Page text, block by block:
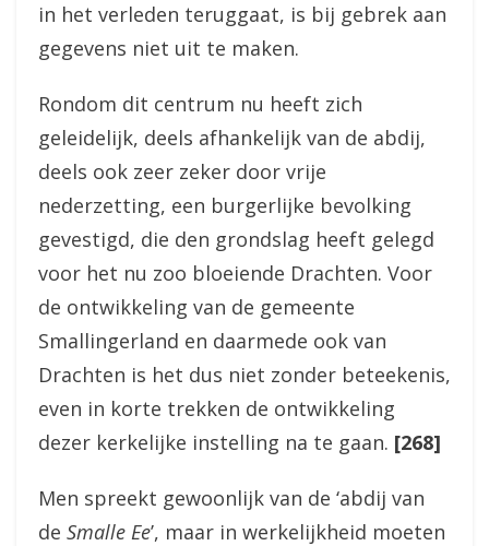
in het verleden teruggaat, is bij gebrek aan
gegevens niet uit te maken.
Rondom dit centrum nu heeft zich
geleidelijk, deels afhankelijk van de abdij,
deels ook zeer zeker door vrije
nederzetting, een burgerlijke bevolking
gevestigd, die den grondslag heeft gelegd
voor het nu zoo bloeiende Drachten. Voor
de ontwikkeling van de gemeente
Smallingerland en daarmede ook van
Drachten is het dus niet zonder beteekenis,
even in korte trekken de ontwikkeling
dezer kerkelijke instelling na te gaan. [268]
Men spreekt gewoonlijk van de ‘abdij van
de Smalle Ee’, maar in werkelijkheid moeten